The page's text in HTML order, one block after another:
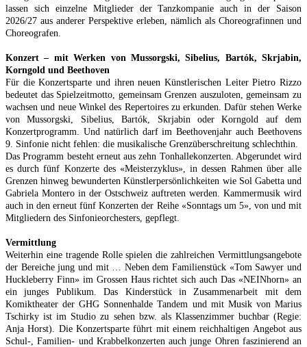
lassen sich einzelne Mitglieder der Tanzkompanie auch in der Saison
2026/27 aus anderer Perspektive erleben, nämlich als Choreografinnen und
Choreografen.
Konzert – mit Werken von Mussorgski, Sibelius, Bartók, Skrjabin,
Korngold und Beethoven
Für die Konzertsparte und ihren neuen Künstlerischen Leiter Pietro Rizzo
bedeutet das Spielzeitmotto, gemeinsam Grenzen auszuloten, gemeinsam zu
wachsen und neue Winkel des Repertoires zu erkunden. Dafür stehen Werke
von Mussorgski, Sibelius, Bartók, Skrjabin oder Korngold auf dem
Konzertprogramm. Und natürlich darf im Beethovenjahr auch Beethovens
9. Sinfonie nicht fehlen: die musikalische Grenzüberschreitung schlechthin.
Das Programm besteht erneut aus zehn Tonhallekonzerten. Abgerundet wird
es durch fünf Konzerte des «Meisterzyklus», in dessen Rahmen über alle
Grenzen hinweg bewunderten Künstlerpersönlichkeiten wie Sol Gabetta und
Gabriela Montero in der Ostschweiz auftreten werden. Kammermusik wird
auch in den erneut fünf Konzerten der Reihe «Sonntags um 5», von und mit
Mitgliedern des Sinfonieorchesters, gepflegt.
Vermittlung
Weiterhin eine tragende Rolle spielen die zahlreichen Vermittlungsangebote
der Bereiche jung und mit … Neben dem Familienstück «Tom Sawyer und
Huckleberry Finn» im Grossen Haus richtet sich auch Das «NEINhorn» an
ein junges Publikum. Das Kinderstück in Zusammenarbeit mit dem
Komiktheater der GHG Sonnenhalde Tandem und mit Musik von Marius
Tschirky ist im Studio zu sehen bzw. als Klassenzimmer buchbar (Regie:
Anja Horst). Die Konzertsparte führt mit einem reichhaltigen Angebot aus
Schul-, Familien- und Krabbelkonzerten auch junge Ohren faszinierend an